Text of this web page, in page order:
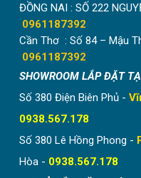
ĐỒNG NAI : SỐ 222
0961187392
Cần Thơ : Số 84 – Mậu
0961187392
SHOWROOM LẮP ĐẶT
Số 380 Điện Biên Phủ -
0938.567.178
Số 380 Lê Hồng Phong -
Hòa - 0938.567.178